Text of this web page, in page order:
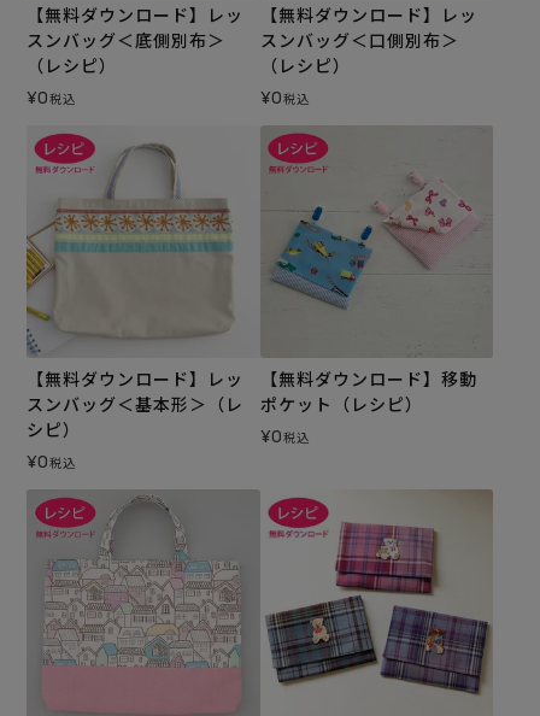
【無料ダウンロード】レッ
スンバッグ＜底側別布＞
（レシピ）
¥0税込
【無料ダウンロード】レッ
スンバッグ＜口側別布＞
（レシピ）
¥0税込
【無料ダウンロード】レッ
スンバッグ＜基本形＞（レ
シピ）
¥0税込
【無料ダウンロード】移動
ポケット（レシピ）
¥0税込